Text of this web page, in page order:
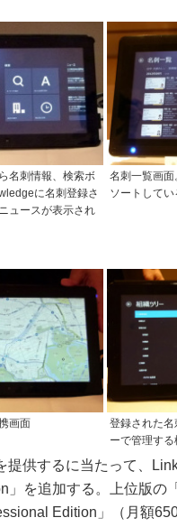
名刺情報、検索ボ
に名刺登録さ
ュースが表示され
名刺一覧画
ソートしてい
画面
登録された名
ーで管理す
供するに当たって、
」を追加する。上位版の
Edition」（月額